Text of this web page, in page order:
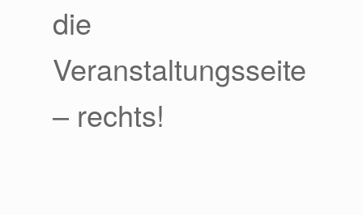
die
Veranstaltungsseite
– rechts!